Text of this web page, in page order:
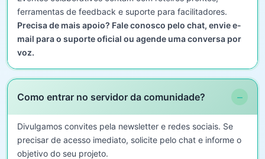
ferramentas de feedback e suporte para facilitadores.
Precisa de mais apoio? Fale conosco pelo chat, envie e-
mail para o suporte oficial ou agende uma conversa por
voz.
Como entrar no servidor da comunidade? −
Divulgamos convites pela newsletter e redes sociais. Se
precisar de acesso imediato, solicite pelo chat e informe o
objetivo do seu projeto.